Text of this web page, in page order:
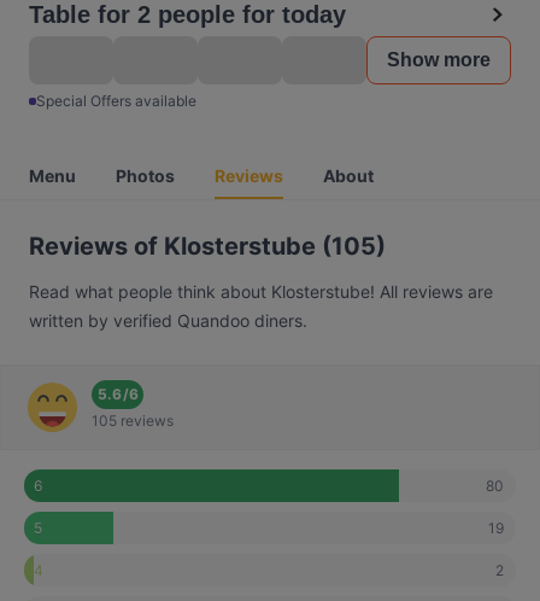
Table for 2 people for today
Show more
Special Offers available
Menu Photos Reviews About
Reviews of Klosterstube (105)
Read what people think about Klosterstube! All reviews are
written by verified Quandoo diners.
5.6/6
105 reviews
6 80
5 19
4 2